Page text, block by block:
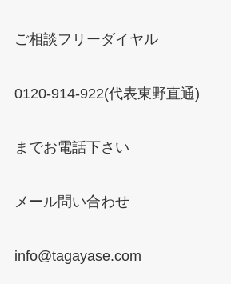
ご相談フリーダイヤル
0120-914-922(代表東野直通)
までお電話下さい
メール問い合わせ
info@tagayase.com